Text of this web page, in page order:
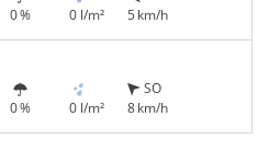
0 % 0 l/m²
5 km/h
0 % 0 l/m²
SO
8 km/h